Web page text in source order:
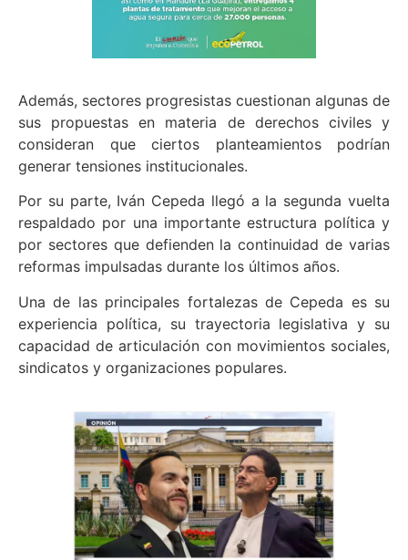
Además, sectores progresistas cuestionan algunas de
sus propuestas en materia de derechos civiles y
consideran que ciertos planteamientos podrían
generar tensiones institucionales.
Por su parte, Iván Cepeda llegó a la segunda vuelta
respaldado por una importante estructura política y
por sectores que defienden la continuidad de varias
reformas impulsadas durante los últimos años.
Una de las principales fortalezas de Cepeda es su
experiencia política, su trayectoria legislativa y su
capacidad de articulación con movimientos sociales,
sindicatos y organizaciones populares.